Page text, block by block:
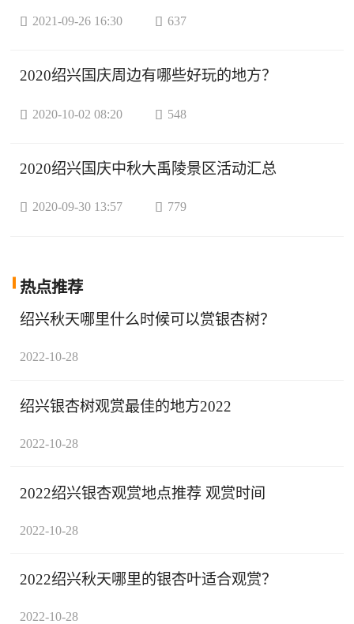
 2021-09-26 16:30  637
2020绍兴国庆周边有哪些好玩的地方？
 2020-10-02 08:20  548
2020绍兴国庆中秋大禹陵景区活动汇总
 2020-09-30 13:57  779
热点推荐
绍兴秋天哪里什么时候可以赏银杏树？
2022-10-28
绍兴银杏树观赏最佳的地方2022
2022-10-28
2022绍兴银杏观赏地点推荐 观赏时间
2022-10-28
2022绍兴秋天哪里的银杏叶适合观赏？
2022-10-28